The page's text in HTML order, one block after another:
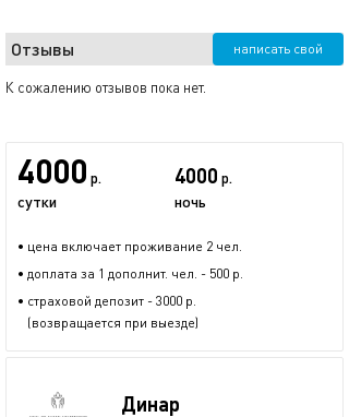
Отзывы написать свой
К сожалению отзывов пока нет.
4000 р.
сутки
4000 р.
ночь
• цена включает проживание 2 чел.
• доплата за 1 дополнит. чел. - 500 р.
• страховой депозит - 3000 р.
(возвращается при выезде)
Динар